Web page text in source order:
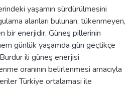
yaşamın sürdürülmesini
alanları bulunan, tükenmeyen,
bir enerjidir. Güneş pillerinin
günlük yaşamda gün geçtikçe
ili güneş enerjisi
oranının belirlenmesi amacıyla
Türkiye ortalaması ile